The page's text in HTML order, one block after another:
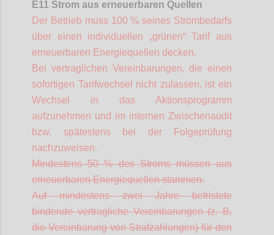
E11 Strom aus erneuerbaren Quellen
Der Betrieb muss 100 % seines Strombedarfs
über einen individuellen „grünen“ Tarif aus
erneuerbaren Energiequellen decken.
Bei vertraglichen Vereinbarungen, die einen
sofortigen Tarifwechsel nicht zulassen, ist ein
Wechsel in das Aktionsprogramm
aufzunehmen und im internen Zwischenaudit
bzw. spätestens bei der Folgeprüfung
nachzuweisen.
Mindestens 50 % des Stroms müssen aus
erneuerbaren Energiequellen stammen.
Auf mindestens zwei Jahre befristete
bindende vertragliche Vereinbarungen (z. B.
die Vereinbarung von Strafzahlungen) für den